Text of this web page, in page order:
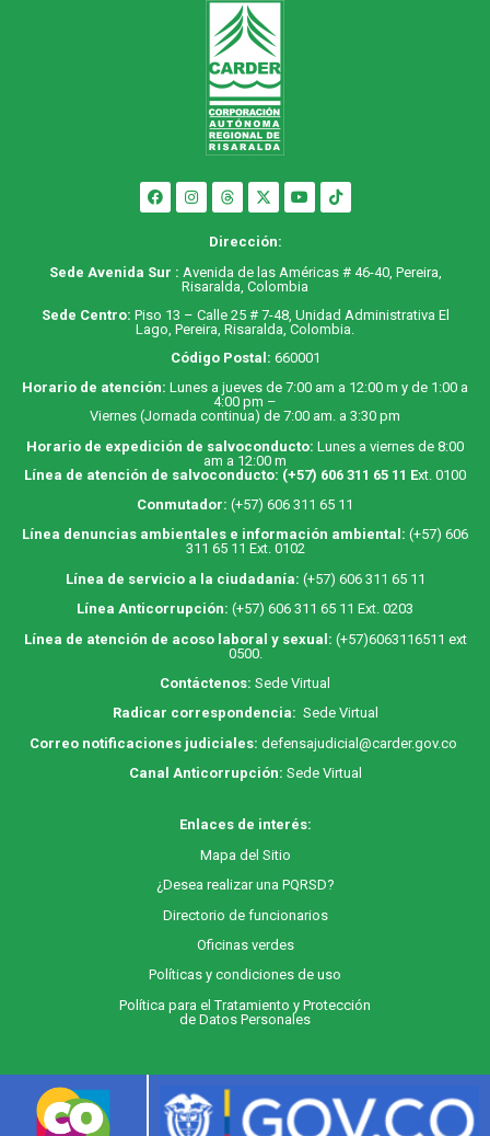
Dirección:
Sede Avenida Sur : Avenida de las Américas # 46-40, Pereira,
Risaralda, Colombia
Sede Centro: Piso 13 – Calle 25 # 7-48, Unidad Administrativa El
Lago, Pereira, Risaralda, Colombia.
Código Postal: 660001
Horario de atención: Lunes a jueves de 7:00 am a 12:00 m y de 1:00 a
4:00 pm –
Viernes (Jornada continua) de 7:00 am. a 3:30 pm
Horario de expedición de salvoconducto: Lunes a viernes de 8:00
am a 12:00 m
Línea de atención de salvoconducto: (+57) 606 311 65 11 Ext. 0100
Conmutador: (+57) 606 311 65 11
Línea denuncias ambientales e información ambiental: (+57) 606
311 65 11 Ext. 0102
Línea de servicio a la ciudadanía: (+57) 606 311 65 11
Línea Anticorrupción: (+57) 606 311 65 11 Ext. 0203
Línea de atención de acoso laboral y sexual: (+57)6063116511 ext
0500.
Contáctenos: Sede Virtual
Radicar correspondencia: Sede Virtual
Correo notificaciones judiciales: defensajudicial@carder.gov.co
Canal Anticorrupción: Sede Virtual
Enlaces de interés:
Mapa del Sitio
¿Desea realizar una PQRSD?
Directorio de funcionarios
Oficinas verdes
Políticas y condiciones de uso
Política para el Tratamiento y Protección
de Datos Personales